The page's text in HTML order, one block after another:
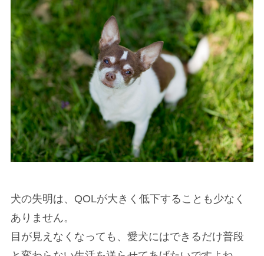
犬の失明は、QOLが大きく低下することも少なく
ありません。
目が見えなくなっても、愛犬にはできるだけ普段